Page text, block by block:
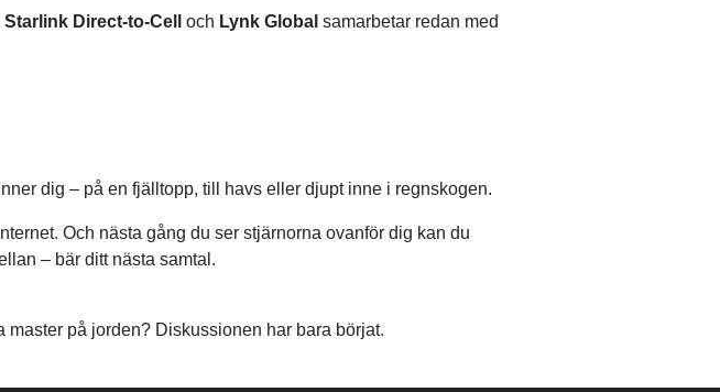
Starlink Direct-to-Cell och Lynk Global samarbetar redan med
dig – på en fjälltopp, till havs eller djupt inne i regnskogen.
Och nästa gång du ser stjärnorna ovanför dig kan du
– bär ditt nästa samtal.
på jorden? Diskussionen har bara börjat.